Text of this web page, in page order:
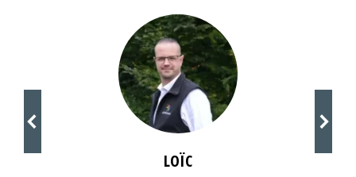
LOÏC